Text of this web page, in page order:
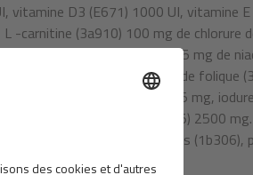
vitamine D3 (E671) 1000 UI, vitamine
-carnitine (3a910) 100 mg de chlorure
) 12 mg de vitamine B2, 15 mg de
B6 (3a831) 12 mg, acide folique
mg, manganèse (3b504) 65 mg,
0,2 mg, L-méthionine (3c305) 2500
tirés d'huiles végétales